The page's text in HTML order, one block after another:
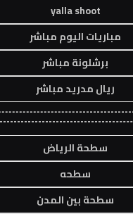
yalla shoot
مباريات اليوم مباشر
برشلونة مباشر
ريال مدريد مباشر
سطحة الرياض
سطحه
سطحة بين المدن